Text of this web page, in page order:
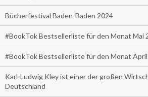
Bücherfestival Baden-Baden 2024
#BookTok Bestsellerliste für den Monat Mai
#BookTok Bestsellerliste für den Monat
Karl-Ludwig Kley ist einer der großen
Deutschland